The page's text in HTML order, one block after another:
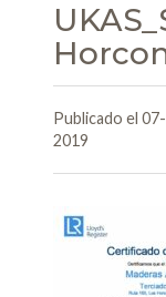
Publicado el
2019